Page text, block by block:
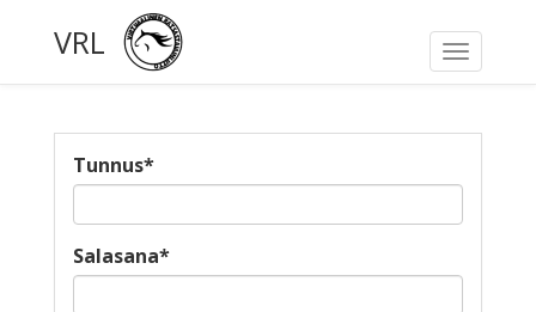
Toggle
VRL
Tunnus*
Salasana*